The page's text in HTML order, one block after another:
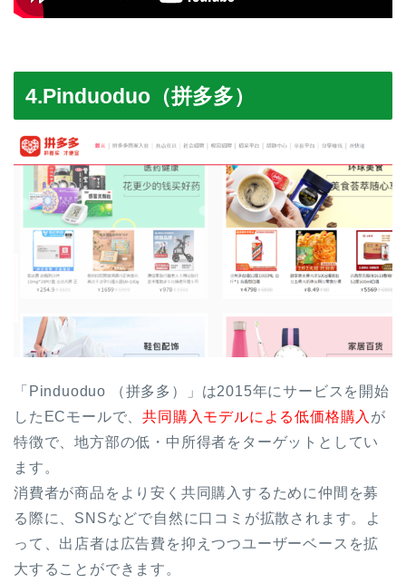
4.Pinduoduo（拼多多）
「Pinduoduo （拼多多）」は2015年にサービスを開始
したECモールで、共同購入モデルによる低価格購入 が
特徴で、地方部の低・中所得者をターゲットとしてい
ます。
消費者が商品をより安く共同購入するために仲間を募
る際に、SNSなどで自然に口コミが拡散されます。よ
って、出店者は広告費を抑えつつユーザーベースを拡
大することができます。